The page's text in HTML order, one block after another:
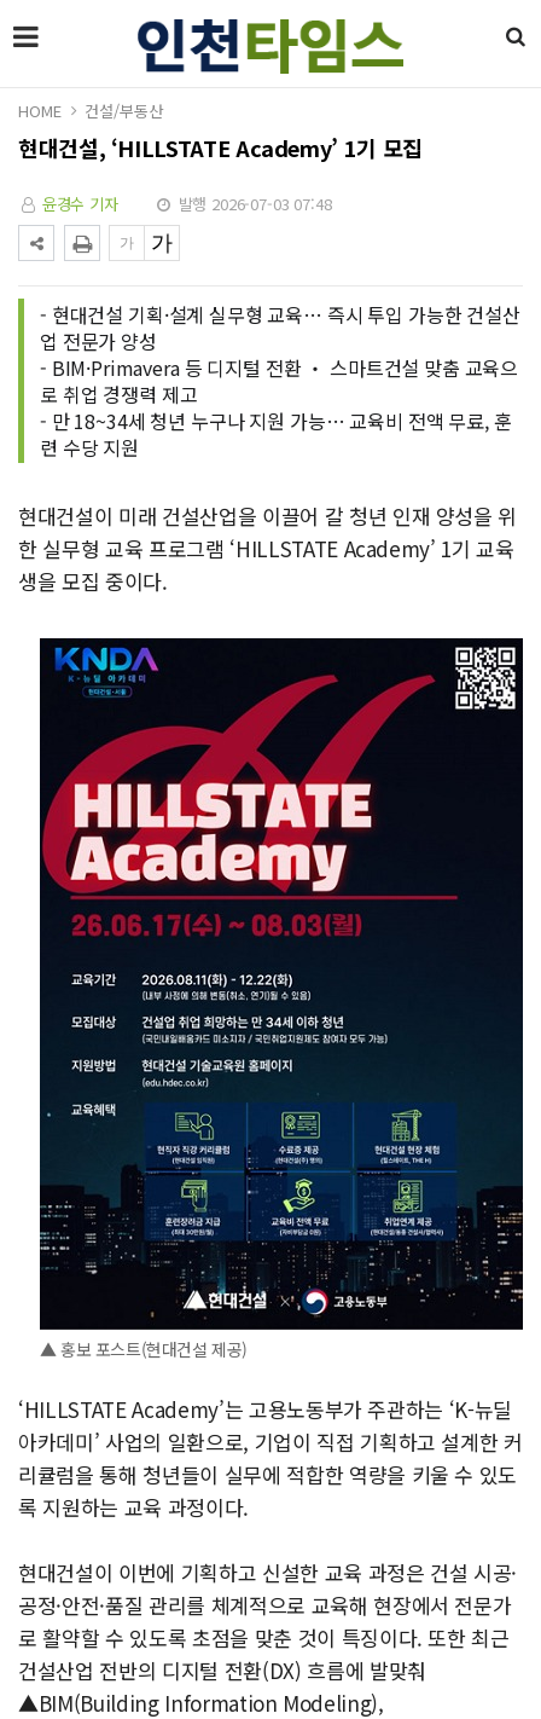
HOME 건설/부동산
현대건설, ‘HILLSTATE Academy’ 1기 모집
윤경수 기자 발행 2026-07-03 07:48
- 현대건설 기획·설계 실무형 교육… 즉시 투입 가능한 건설산
업 전문가 양성
- BIM·Primavera 등 디지털 전환 ‧ 스마트건설 맞춤 교육으
로 취업 경쟁력 제고
- 만 18~34세 청년 누구나 지원 가능… 교육비 전액 무료, 훈
련 수당 지원
현대건설이 미래 건설산업을 이끌어 갈 청년 인재 양성을 위
한 실무형 교육 프로그램 ‘HILLSTATE Academy’ 1기 교육
생을 모집 중이다.
▲ 홍보 포스트(현대건설 제공)
‘HILLSTATE Academy’는 고용노동부가 주관하는 ‘K-뉴딜
아카데미’ 사업의 일환으로, 기업이 직접 기획하고 설계한 커
리큘럼을 통해 청년들이 실무에 적합한 역량을 키울 수 있도
록 지원하는 교육 과정이다.
현대건설이 이번에 기획하고 신설한 교육 과정은 건설 시공·
공정·안전·품질 관리를 체계적으로 교육해 현장에서 전문가
로 활약할 수 있도록 초점을 맞춘 것이 특징이다. 또한 최근
건설산업 전반의 디지털 전환(DX) 흐름에 발맞춰
▲BIM(Building Information Modeling),